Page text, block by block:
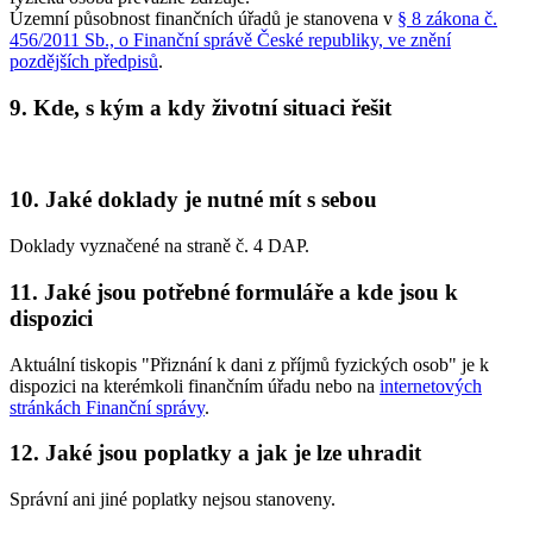
Územní působnost finančních úřadů je stanovena v § 8 zákona č.
456/2011 Sb., o Finanční správě České republiky, ve znění
pozdějších předpisů.
9. Kde, s kým a kdy životní situaci řešit
10. Jaké doklady je nutné mít s sebou
Doklady vyznačené na straně č. 4 DAP.
11. Jaké jsou potřebné formuláře a kde jsou k
dispozici
Aktuální tiskopis "Přiznání k dani z příjmů fyzických osob" je k
dispozici na kterémkoli finančním úřadu nebo na internetových
stránkách Finanční správy.
12. Jaké jsou poplatky a jak je lze uhradit
Správní ani jiné poplatky nejsou stanoveny.